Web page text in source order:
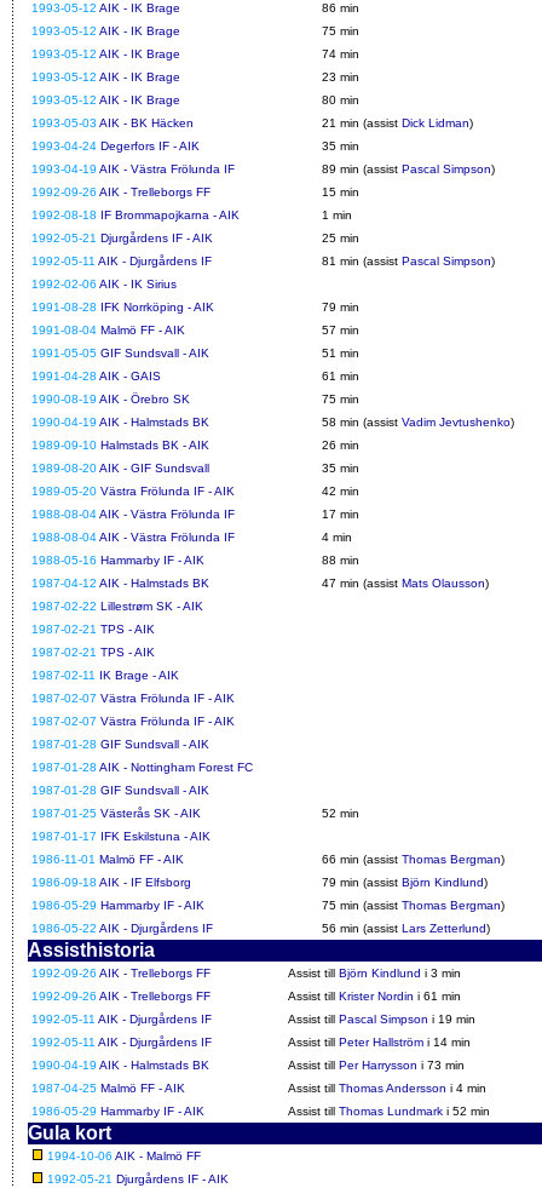
1993-05-12 AIK - IK Brage
86 min
1993-05-12 AIK - IK Brage
75 min
1993-05-12 AIK - IK Brage
74 min
1993-05-12 AIK - IK Brage
23 min
1993-05-12 AIK - IK Brage
80 min
1993-05-03 AIK - BK Häcken 21 min (assist Dick Lidman)
1993-04-24 Degerfors IF - AIK
35 min
1993-04-19 AIK - Västra Frölunda IF 89 min (assist Pascal Simpson)
1992-09-26 AIK - Trelleborgs FF
15 min
1992-08-18 IF Brommapojkarna - AIK
1 min
1992-05-21 Djurgårdens IF - AIK
25 min
1992-05-11 AIK - Djurgårdens IF 81 min (assist Pascal Simpson)
1992-02-06 AIK - IK Sirius
1991-08-28 IFK Norrköping - AIK
79 min
1991-08-04 Malmö FF - AIK
57 min
1991-05-05 GIF Sundsvall - AIK
51 min
1991-04-28 AIK - GAIS
61 min
1990-08-19 AIK - Örebro SK
75 min
1990-04-19 AIK - Halmstads BK 58 min (assist Vadim Jevtushenko)
1989-09-10 Halmstads BK - AIK
26 min
1989-08-20AIK - GIF Sundsvall
35 min
1989-05-20 Västra Frölunda IF - AIK
42 min
1988-08-04AIK - Västra Frölunda IF
17 min
1988-08-04AIK - Västra Frölunda IF
4 min
1988-05-16 Hammarby IF - AIK
88 min
1987-04-12 AIK - Halmstads BK 47 min (assist Mats Olausson)
1987-02-22 Lillestrøm SK - AIK
1987-02-21 TPS - AIK
1987-02-21 TPS - AIK
1987-02-11 IK Brage - AIK
1987-02-07 Västra Frölunda IF - AIK
1987-02-07 Västra Frölunda IF - AIK
1987-01-28 GIF Sundsvall - AIK
1987-01-28 AIK - Nottingham Forest FC
1987-01-28 GIF Sundsvall - AIK
1987-01-25 Västerås SK - AIK
52 min
1987-01-17 IFK Eskilstuna - AIK
1986-11-01 Malmö FF - AIK 66 min (assist Thomas Bergman)
1986-09-18 AIK - IF Elfsborg 79 min (assist Björn Kindlund)
1986-05-29 Hammarby IF - AIK 75 min (assist Thomas Bergman)
1986-05-22 AIK - Djurgårdens IF 56 min (assist Lars Zetterlund)
Assisthistoria
1992-09-26 AIK - Trelleborgs FF Assist till Björn Kindlund i 3 min
1992-09-26 AIK - Trelleborgs FF Assist till Krister Nordin i 61 min
1992-05-11 AIK - Djurgårdens IF Assist till Pascal Simpson i 19 min
1992-05-11 AIK - Djurgårdens IF Assist till Peter Hallström i 14 min
1990-04-19 AIK - Halmstads BK Assist till Per Harrysson i 73 min
1987-04-25 Malmö FF - AIK Assist till Thomas Andersson i 4 min
1986-05-29 Hammarby IF - AIK Assist till Thomas Lundmark i 52 min
Gula kort
1994-10-06 AIK - Malmö FF
1992-05-21 Djurgårdens IF - AIK